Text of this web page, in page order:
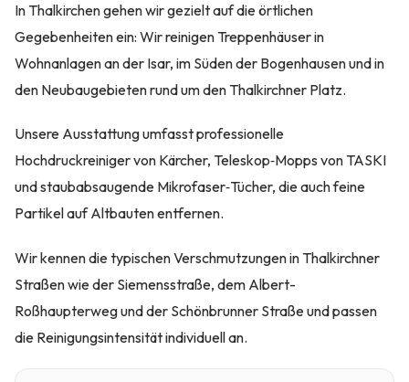
In Thalkirchen gehen wir gezielt auf die örtlichen
Gegebenheiten ein: Wir reinigen Treppenhäuser in
Wohnanlagen an der Isar, im Süden der Bogenhausen und in
den Neubaugebieten rund um den Thalkirchner Platz.
Unsere Ausstattung umfasst professionelle
Hochdruckreiniger von Kärcher, Teleskop‑Mopps von TASKI
und staubabsaugende Mikrofaser‑Tücher, die auch feine
Partikel auf Altbauten entfernen.
Wir kennen die typischen Verschmutzungen in Thalkirchner
Straßen wie der Siemensstraße, dem Albert-
Roßhaupterweg und der Schönbrunner Straße und passen
die Reinigungsintensität individuell an.